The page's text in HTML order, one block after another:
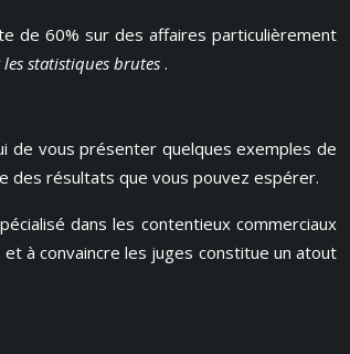
de 60% sur des affaires particulièrement
statistiques brutes .
de vous présenter quelques exemples de
des résultats que vous pouvez espérer.
dans les contentieux commerciaux
à convaincre les juges constitue un atout